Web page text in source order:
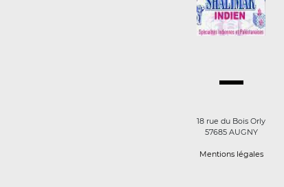
18 rue du Bois Orly
57685 AUGNY
Mentions légales